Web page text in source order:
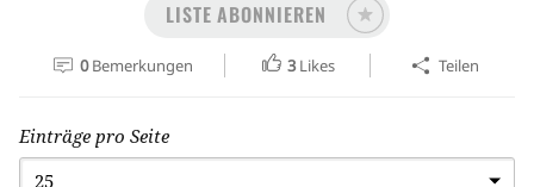
LISTE ABONNIEREN
0 Bemerkungen 3 Likes Teilen
Einträge pro Seite